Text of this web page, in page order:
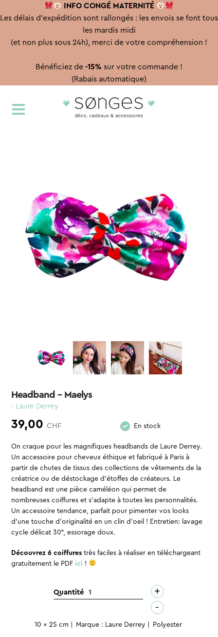
INFO CONGÉ MATERNITÉ
Les délais d'expédition sont rallongés : les envois se font tous
les mardis midi
(et non plus sous 24h), merci de votre compréhension !
Bénéficiez de -15% sur votre commande !
(Rabais automatique)
à
au
Headband – Maelys
- Laure Derrey
39,00 CHF En stock
On craque pour les magnifiques headbands de Laure Derrey.
Un accessoire pour cheveux éthique et fabriqué à Paris à
partir de chutes de tissus des collections de vêtements de la
créatrice ou de déstockage d’étoffes de créateurs. Le
headband est une pièce caméléon qui permet de
nombreuses coiffures et s’adapte à toutes les personnalités.
Un accessoire tendance, parfait pour pimenter vos looks
d’une touche d’originalité en un clin d’oeil ! Entretien: lavage
cycle délicat 30°, essorage doux.
Découvrez 6 coiffurestrès faciles à réaliser en téléchargeant
gratuitement le PDF ici !
Quantitéquantité
-
+
-
10 x 25 cm Marque : Laure Derrey Polyester